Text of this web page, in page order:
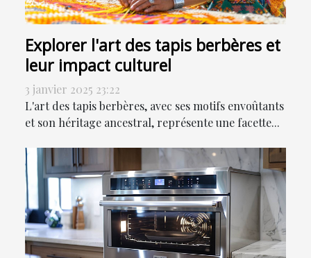
Explorer l'art des tapis berbères et
leur impact culturel
3 janvier 2025 23:22
L'art des tapis berbères, avec ses motifs envoûtants
et son héritage ancestral, représente une facette...